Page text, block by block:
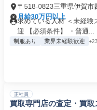
〒518-0823三重県伊賀市
月給30万円以上
求めている人材 ＜未経験
迎 【必須条件】 ・普通...
制服あり 業界未経験歓迎
正社員
買取専門店の査定・買取